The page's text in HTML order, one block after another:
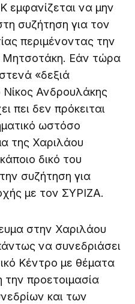
να μην
συζήτηση για τον
περιμένοντας την
Μητσοτάκη. Εάν τώρα
«δεξιά
Ανδρουλάκης
πει δεν πρόκειται
ωστόσο
της Χαριλάου
δικό του
συζήτηση για
με τον ΣΥΡΙΖΑ.
στην Χαριλάου
να συνεδριάσει
Κέντρο με θέματα
την προετοιμασία
και των